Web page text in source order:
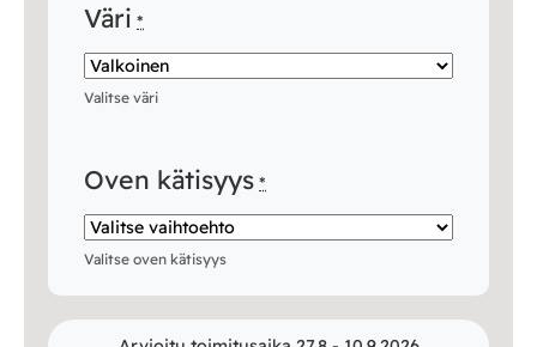
Väri *
Valitse väri
Oven kätisyys *
Valitse oven kätisyys